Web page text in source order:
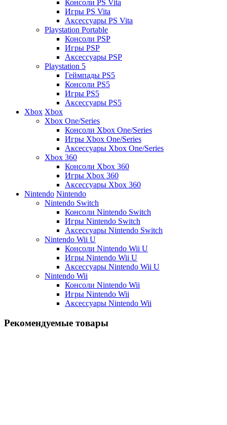
Консоли PS Vita
Игры PS Vita
Аксессуары PS Vita
Playstation Portable
Консоли PSP
Игры PSP
Аксессуары PSP
Playstation 5
Геймпады PS5
Консоли PS5
Игры PS5
Аксессуары PS5
Xbox Xbox
Xbox One/Series
Консоли Xbox One/Series
Игры Xbox One/Series
Аксессуары Xbox One/Series
Xbox 360
Консоли Xbox 360
Игры Xbox 360
Аксессуары Xbox 360
Nintendo Nintendo
Nintendo Switch
Консоли Nintendo Switch
Игры Nintendo Switch
Аксессуары Nintendo Switch
Nintendo Wii U
Консоли Nintendo Wii U
Игры Nintendo Wii U
Аксессуары Nintendo Wii U
Nintendo Wii
Консоли Nintendo Wii
Игры Nintendo Wii
Аксессуары Nintendo Wii
Рекомендуемые товары